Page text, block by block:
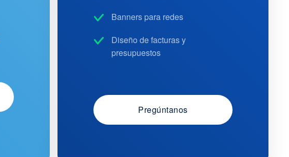
Banners para redes
Diseño de facturas y
presupuestos
Pregúntanos